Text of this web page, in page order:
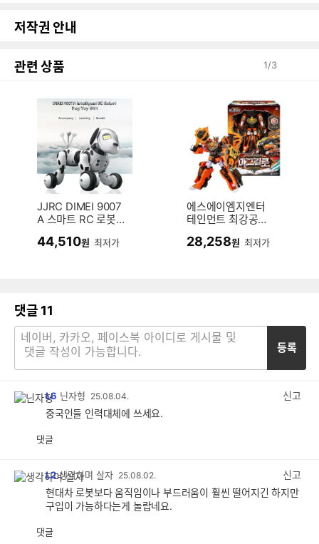
저작권 안내
관련 상품 1/3
JJRC DIMEI 9007
A 스마트 RC 로봇
44,510원 최저가
에스에이엠지엔터
테인먼트 최강공룡
전사 마그킬로
28,258원 최저가
댓글 11
등록
L6 닌자형 25.08.04.
신고
중국인들 인력대체에 쓰세요.
댓글
L2 생각하며 살자 25.08.02.
신고
현대차 로봇보다 움직임이나 부드러움이 훨씬 떨어지긴 하지만
구입이 가능하다는게 놀랍네요.
댓글